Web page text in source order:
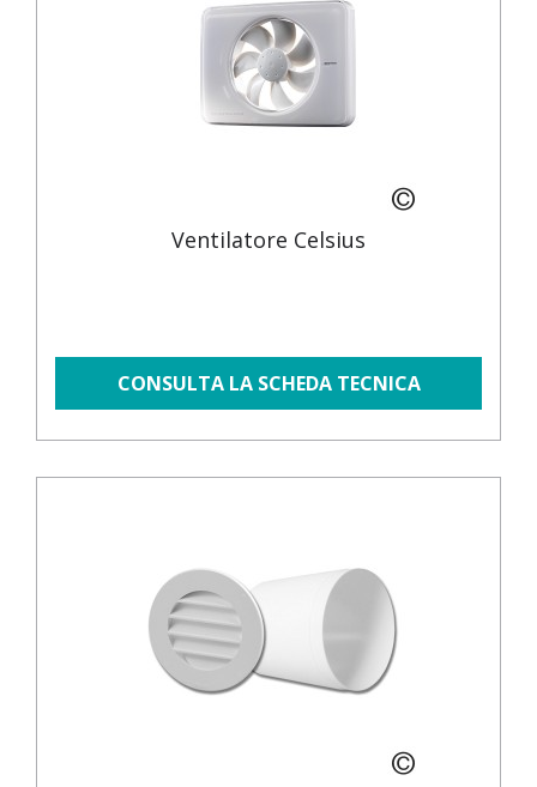
Ventilatore Celsius
CONSULTA LA SCHEDA TECNICA